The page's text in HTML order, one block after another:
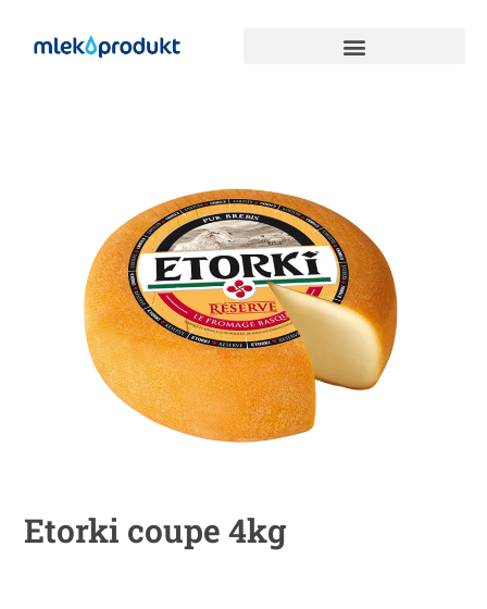
Etorki coupe 4kg